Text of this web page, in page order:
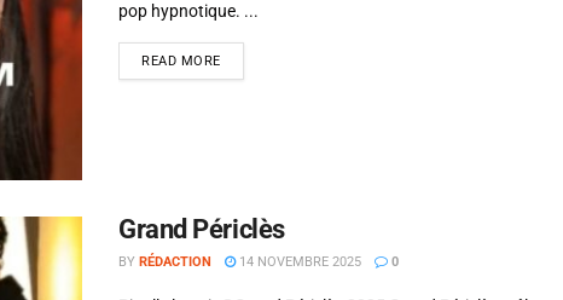
pop hypnotique. ...
READ MORE
Grand Périclès
BY RÉDACTION 14 NOVEMBRE 2025 0